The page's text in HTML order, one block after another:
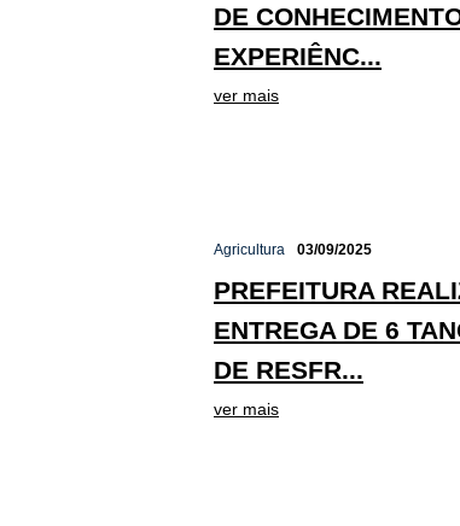
DE
EXPERIÊNC...
ver mais
Agricultura 03/09/2025
PREFEITURA
ENTREGA DE 6
DE RESFR...
ver mais